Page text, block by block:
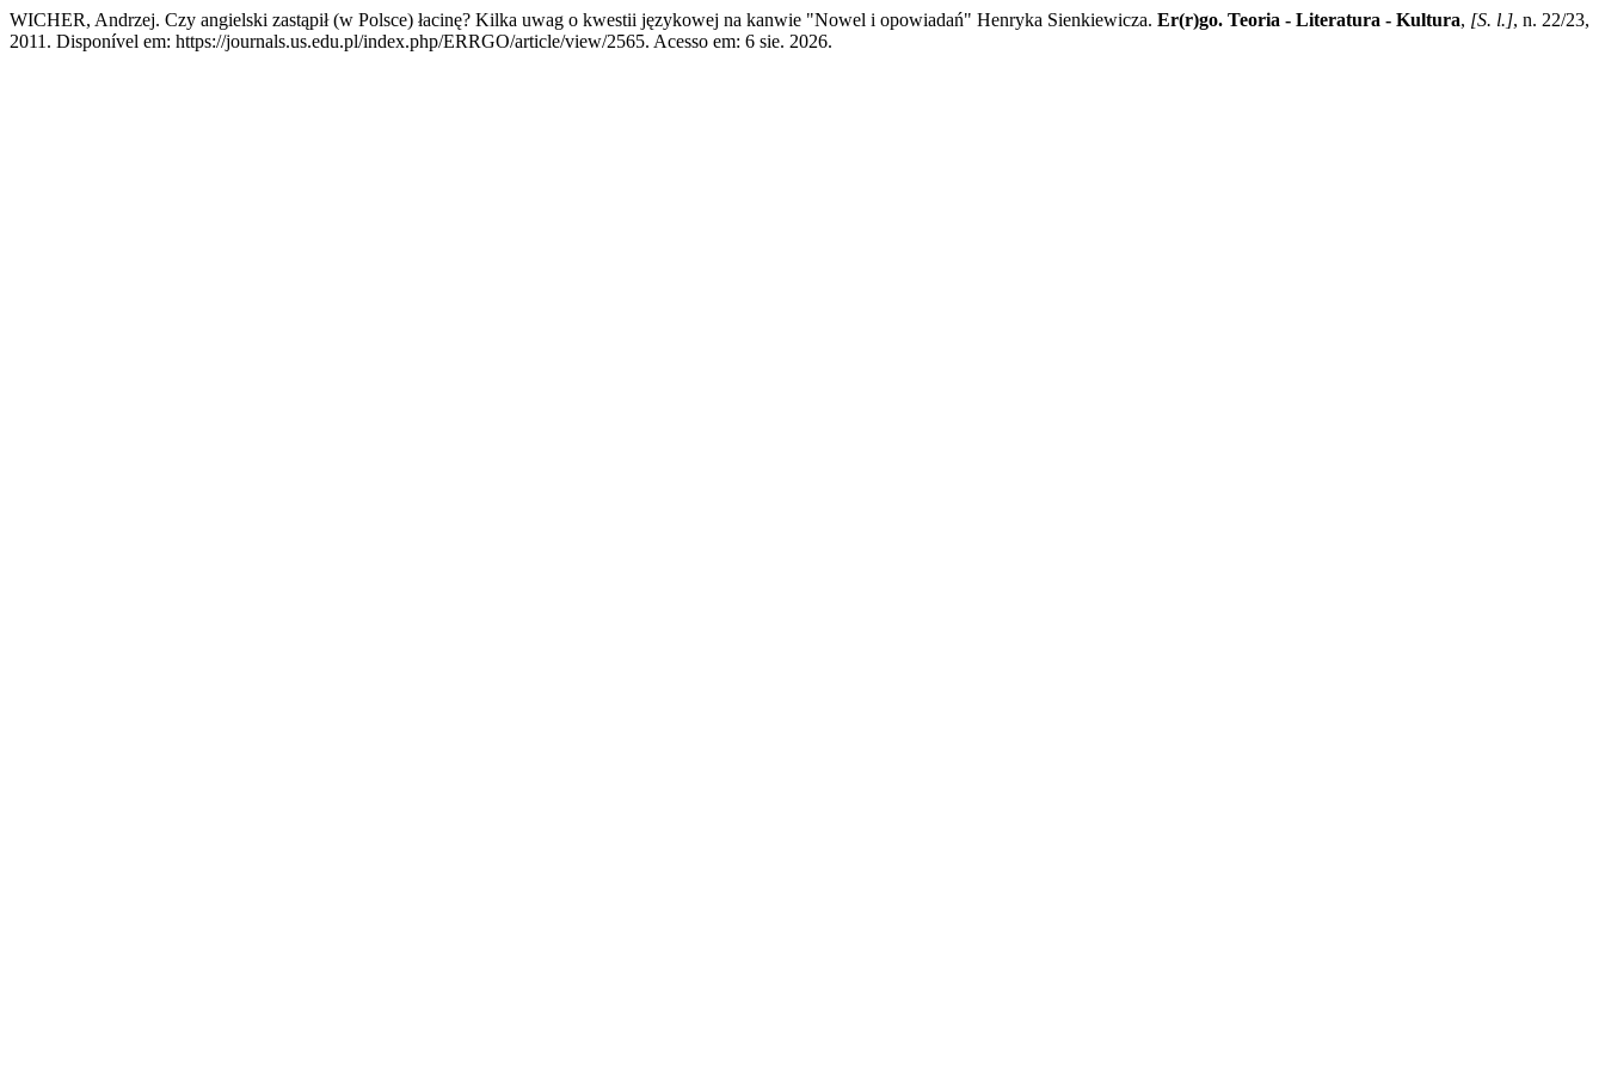
WICHER, Andrzej. Czy angielski zastąpił (w Polsce) łacinę? Kilka uwag o kwestii językowej na kanwie "Nowel i opowiadań" Henryka Sienkiewicza. Er(r)go. Teoria - Literatura - Kultura, [S. l.], n. 22/23,
2011. Disponível em: https://journals.us.edu.pl/index.php/ERRGO/article/view/2565. Acesso em: 6 sie. 2026.